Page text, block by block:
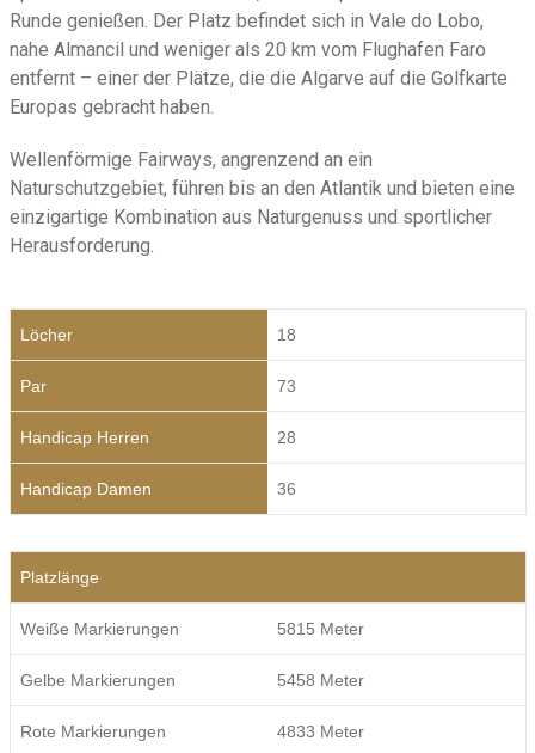
Runde genießen. Der Platz befindet sich in Vale do Lobo,
nahe Almancil und weniger als 20 km vom Flughafen Faro
entfernt – einer der Plätze, die die Algarve auf die Golfkarte
Europas gebracht haben.
Wellenförmige Fairways, angrenzend an ein
Naturschutzgebiet, führen bis an den Atlantik und bieten eine
einzigartige Kombination aus Naturgenuss und sportlicher
Herausforderung.
Löcher 18
Par 73
Handicap Herren 28
Handicap Damen 36
Platzlänge
Weiße Markierungen 5815 Meter
Gelbe Markierungen 5458 Meter
Rote Markierungen 4833 Meter